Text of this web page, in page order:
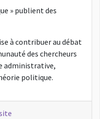
» publient des
à contribuer au débat
des chercheurs
administrative,
politique.